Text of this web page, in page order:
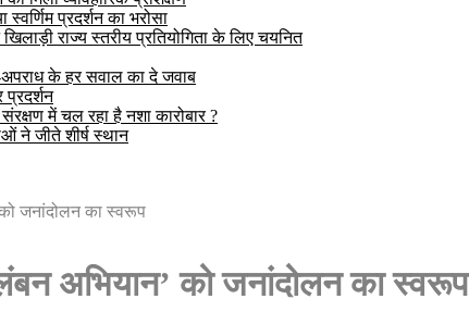
प्रदर्शन का भरोसा
राज्य स्तरीय प्रतियोगिता के लिए चयनित
अपराध के हर सवाल का दे जवाब
प्रदर्शन
में चल रहा है नशा कारोबार ?
ने जीते शीर्ष स्थान
को जनांदोलन का स्वरूप
अभियान’ को जनांदोलन का स्वरूप